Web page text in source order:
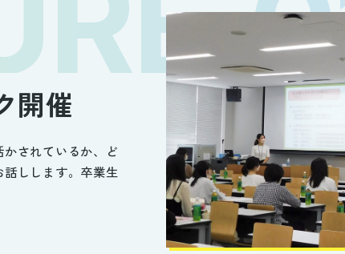
開催
されているか、ど
しします。卒業生